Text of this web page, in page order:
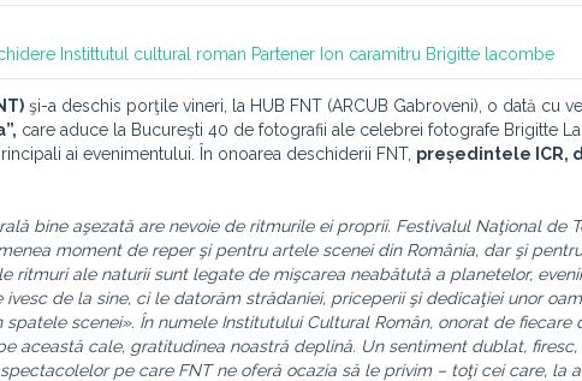
Instittutul cultural roman Partener Ion caramitru Brigitte lacombe
şi-a deschis porţile vineri, la HUB FNT (ARCUB Gabroveni), o dată cu
care aduce la Bucureşti 40 de fotografii ale celebrei fotografe Brigitte
ai evenimentului. În onoarea deschiderii FNT, președintele ICR,
bine aşezată are nevoie de ritmurile ei proprii. Festivalul Naţional de
moment de reper şi pentru artele scenei din România, dar şi
ritmuri ale naturii sunt legate de mişcarea neabătută a planetelor,
de la sine, ci le datorăm strădaniei, priceperii şi dedicaţiei unor
scenei». În numele Institutului Cultural Român, onorat de fiecare
această cale, gratitudinea noastră deplină. Un sentiment dublat, firesc,
pe care FNT ne oferă ocazia să le privim – toţi cei care, la